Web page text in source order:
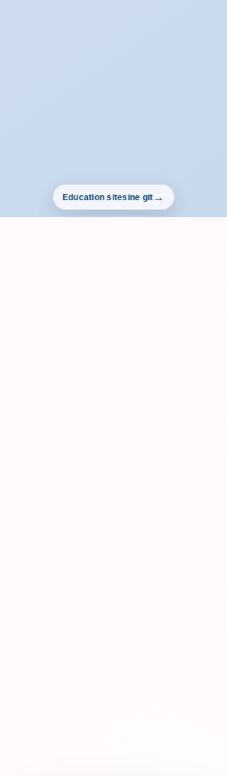
Education sitesine git